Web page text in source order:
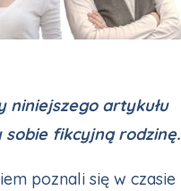
niniejszego artykułu
sobie fikcyjną rodzinę.
poznali się w czasie